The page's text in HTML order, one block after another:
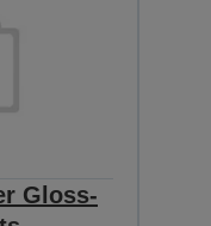
Gloss-